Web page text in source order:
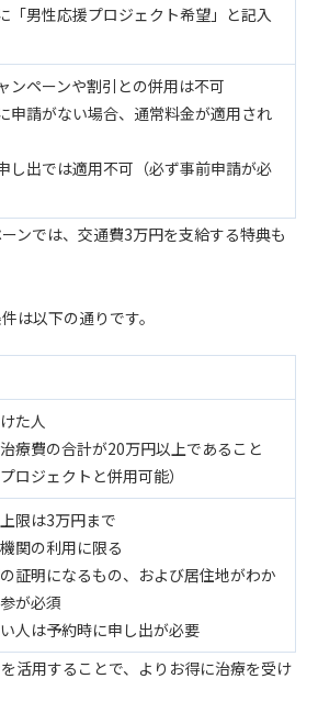
「男性応援プロジェクト希望」と記入
ンペーンや割引との併用は不可
申請がない場合、通常料金が適用され
し出では適用不可（必ず事前申請が必
ンでは、交通費3万円を支給する特典も
は以下の通りです。
た人
療費の合計が20万円以上であること
ロジェクトと併用可能）
限は3万円まで
関の利用に限る
証明になるもの、および居住地がわか
が必須
人は予約時に申し出が必要
活用することで、よりお得に治療を受け